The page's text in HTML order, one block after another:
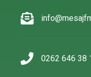
0262 646 38